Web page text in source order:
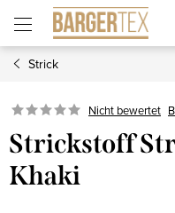
Inhalt
springen
Strick
Nicht bewertet
Strickstoff
Khaki